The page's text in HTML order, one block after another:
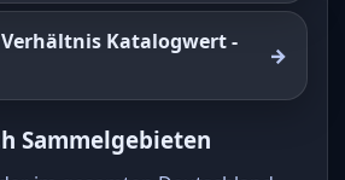
Katalogwert -
Sammelgebieten